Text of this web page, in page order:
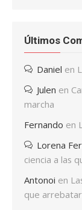
Últimos
Daniel en
Julen en
marcha
Fernando en
Lorena
ciencia a las
Antonoi en
que